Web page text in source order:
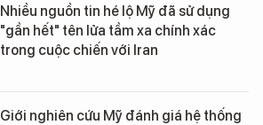
Nhiều nguồn tin hé lộ Mỹ đã sử dụng
"gần hết" tên lửa tầm xa chính xác
trong cuộc chiến với Iran
Giới nghiên cứu Mỹ đánh giá hệ thống